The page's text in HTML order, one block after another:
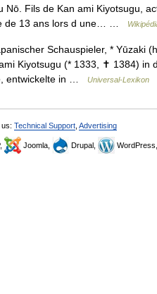
Nō. Fils de Kan ami Kiyotsugu,
de 13 ans lors d une… …
Schauspieler, * Yūzaki
Kiyotsugu (* 1333, ✝ 1384) in
entwickelte in …
Universal-Lexikon
Technical Support Advertising
Joomla, Drupal,